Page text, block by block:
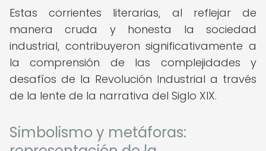
Estas corrientes literarias, al reflejar de
manera cruda y honesta la sociedad
industrial, contribuyeron significativamente a
la comprensión de las complejidades y
desafíos de la Revolución Industrial a través
de la lente de la narrativa del Siglo XIX.
Simbolismo y metáforas: